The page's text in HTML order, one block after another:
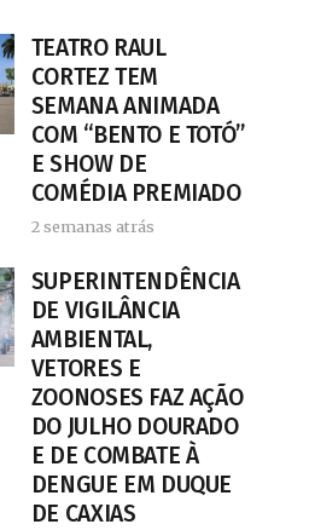
TEATRO RAUL
CORTEZ TEM
SEMANA ANIMADA
COM “BENTO E TOTÓ”
E SHOW DE
COMÉDIA PREMIADO
2 semanas atrás
SUPERINTENDÊNCIA
DE VIGILÂNCIA
AMBIENTAL,
VETORES E
ZOONOSES FAZ AÇÃO
DO JULHO DOURADO
E DE COMBATE À
DENGUE EM DUQUE
DE CAXIAS